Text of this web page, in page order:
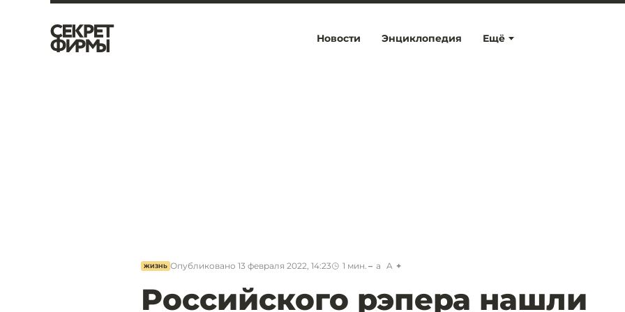
Ещё
Новости Энциклопедия
ЖИЗНЬ Опубликовано 13 февраля 2022, 14:23 1 мин. a A
Российского рэпера нашли